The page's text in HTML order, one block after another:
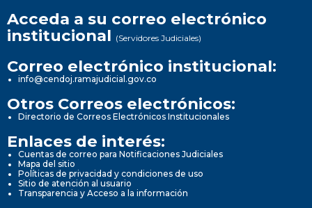
Acceda a su correo electrónico
institucional (Servidores Judiciales)
Correo electrónico institucional:
info@cendoj.ramajudicial.gov.co
Otros Correos electrónicos:
Directorio de Correos Electrónicos Institucionales
Enlaces de interés:
Cuentas de correo para Notificaciones Judiciales
Mapa del sitio
Políticas de privacidad y condiciones de uso
Sitio de atención al usuario
Transparencia y Acceso a la información